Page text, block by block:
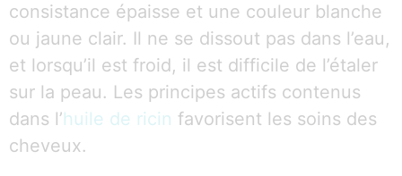
consistance épaisse et une couleur blanche
ou jaune clair. Il ne se dissout pas dans l’eau,
et lorsqu’il est froid, il est difficile de l’étaler
sur la peau. Les principes actifs contenus
dans l’huile de ricin favorisent les soins des
cheveux.